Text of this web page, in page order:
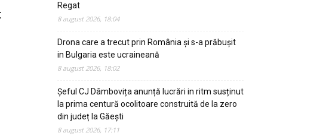
Regat
8 august 2026, 18:04
Drona care a trecut prin România și s-a prăbușit
in Bulgaria este ucraineană
8 august 2026, 18:02
Șeful CJ Dâmbovița anunță lucrări in ritm susținut
la prima centură ocolitoare construită de la zero
din județ la Găești
8 august 2026, 17:11